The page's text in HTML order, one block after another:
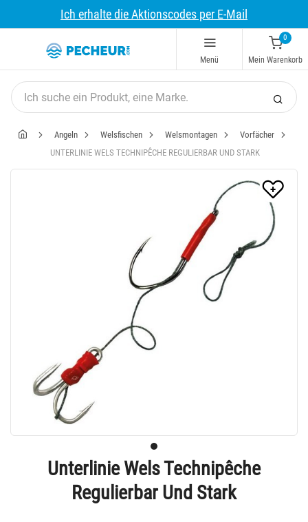
Ich erhalte die Aktionscodes per E-Mail
Menü
0
Mein Warenkorb
Angeln Welsfischen Welsmontagen
Vorfächer
UNTERLINIE WELS TECHNIPÊCHE REGULIERBAR UND STARK
Unterlinie Wels Technipêche
Regulierbar Und Stark